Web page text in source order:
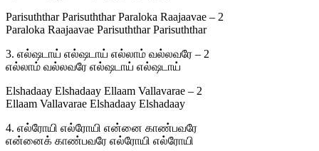
Parisuththar Parisuththar Paraloka Raajaavae – 2
Paraloka Raajaavae Parisuththar Parisuththar
3. எல்ஷடாய் எல்ஷடாய் எல்லாம் வல்லவரே – 2
எல்லாம் வல்லவரே எல்ஷடாய் எல்ஷடாய்
Elshadaay Elshadaay Ellaam Vallavarae – 2
Ellaam Vallavarae Elshadaay Elshadaay
4. எல்ரோயி எல்ரோயி என்னை காண்பவரே
என்னைக் காண்பவரே எல்ரோயி எல்ரோயி